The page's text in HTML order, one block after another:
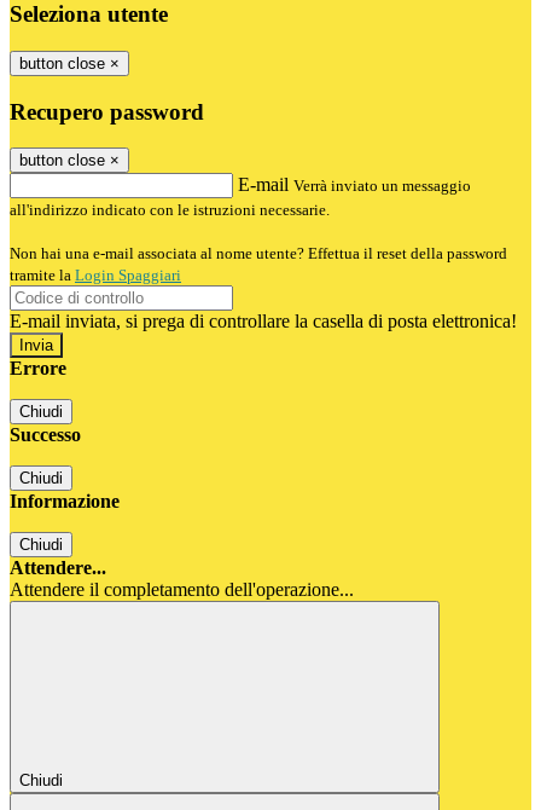
Seleziona utente
button close ×
Recupero password
button close ×
E-mail Verrà inviato un messaggio
all'indirizzo indicato con le istruzioni necessarie.
Non hai una e-mail associata al nome utente? Effettua il reset della password
tramite la Login Spaggiari
E-mail inviata, si prega di controllare la casella di posta elettronica!
Errore
Chiudi
Successo
Chiudi
Informazione
Chiudi
Attendere...
Attendere il completamento dell'operazione...
Chiudi